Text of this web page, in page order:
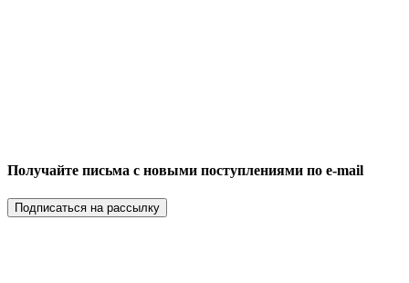
Получайте письма с новыми поступлениями по e-mail
Подписаться на рассылку